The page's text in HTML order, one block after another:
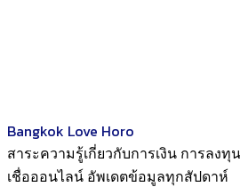
Bangkok Love Horo
สาระความรู้เกี่ยวกับการเงิน การลง
เชื่อออนไลน์ อัพเดตข้อมูลทุกสัปดาห์